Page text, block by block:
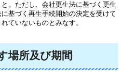
。ただし、会社更生法に基づく更生
基づく再生手続開始の決定を受けて
ていないものとみなす。
場所及び期間